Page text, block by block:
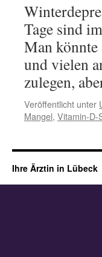
Tage sind
Man könnte
und vielen
zulegen,
Veröffentlicht unter
Mangel, Vitamin-D-
Ihre Ärztin in Lübeck